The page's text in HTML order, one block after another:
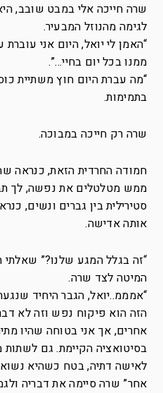
שרה חייכה אלי במבט שובב,
לגימה מהנוזל המבעיר.
“האמן לי יואל, היום אני
ממנו בכל יום בחיי…”.
“מה עברת היום חוץ משתיית
בתמימות.
שרה רק חייכה במבוכה.
חמודה החרדית הזאת, כנראה
ממש מטלטלים את נפשה, לך
סטירילית בין גברים ונשים,
אותה אדישה.
“זה בגלל המגע שלנו?” שאלתי
המיטה לצד שרה.
“אמממ..יואל, הגבר היחיד
הזה הוא פיקוח נפש וזה לא
אחרים, אך אני בטוחה שהיו
בסיטואציה הקיימת. גם
לאישה דתיה, בטח כשהיא
אחר” שרה סיימה את דבריה